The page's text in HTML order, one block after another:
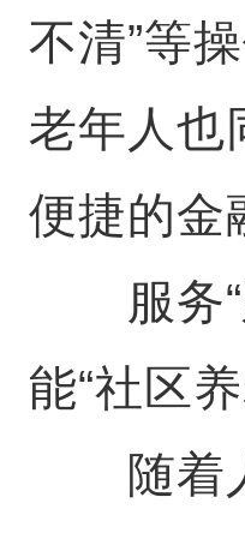
不清”等
老年人也
便捷的金
服务“
能“社区
随着人